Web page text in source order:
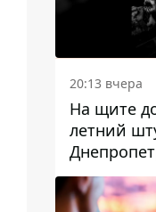
20:13 вчера
На щите
летний
Богдан